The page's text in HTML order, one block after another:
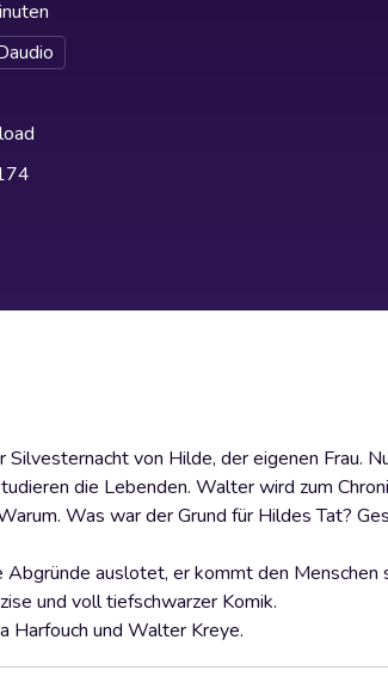
von Hilde, der eigenen Frau.
die Lebenden. Walter wird zum
Was war der Grund für Hildes Tat?
auslotet, er kommt den Menschen
und voll tiefschwarzer Komik.
Harfouch und Walter Kreye.